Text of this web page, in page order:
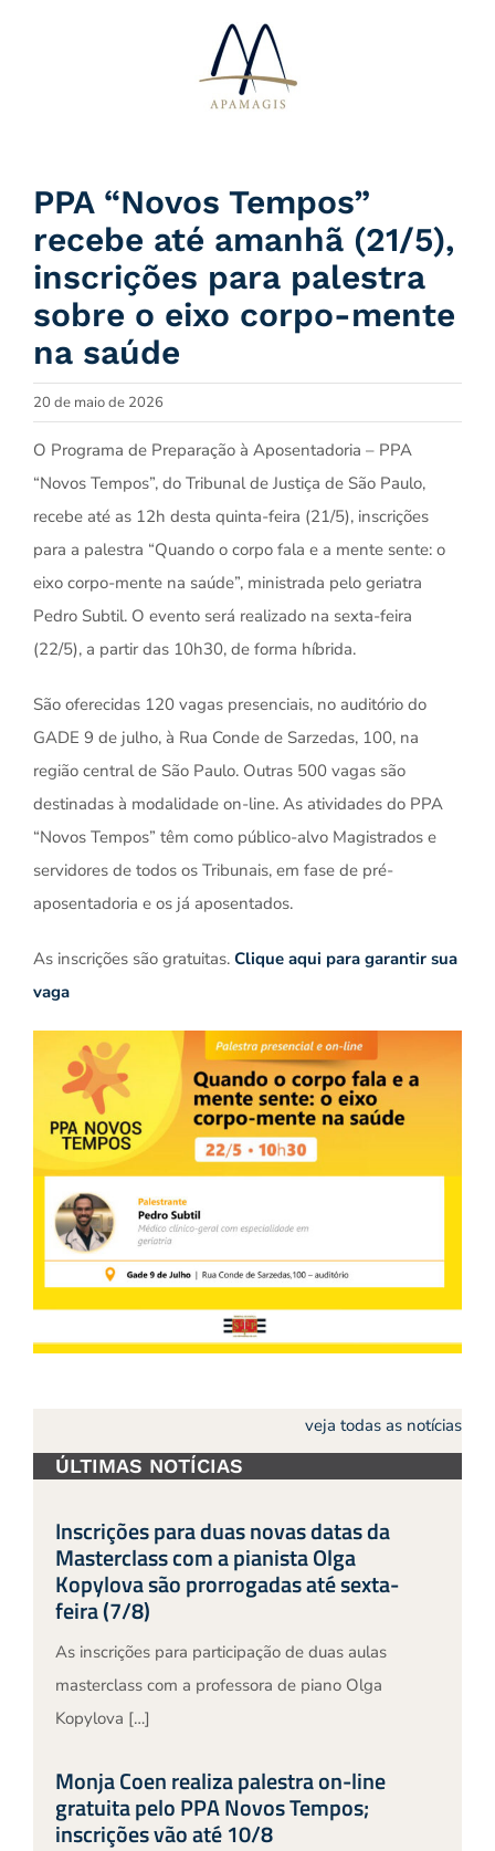
PPA “Novos Tempos”
recebe até amanhã (21/5),
inscrições para palestra
sobre o eixo corpo-mente
na saúde
20 de maio de 2026
O Programa de Preparação à Aposentadoria – PPA
“Novos Tempos”, do Tribunal de Justiça de São Paulo,
recebe até as 12h desta quinta-feira (21/5), inscrições
para a palestra “Quando o corpo fala e a mente sente: o
eixo corpo-mente na saúde”, ministrada pelo geriatra
Pedro Subtil. O evento será realizado na sexta-feira
(22/5), a partir das 10h30, de forma híbrida.
São oferecidas 120 vagas presenciais, no auditório do
GADE 9 de julho, à Rua Conde de Sarzedas, 100, na
região central de São Paulo. Outras 500 vagas são
destinadas à modalidade on-line. As atividades do PPA
“Novos Tempos” têm como público-alvo Magistrados e
servidores de todos os Tribunais, em fase de pré-
aposentadoria e os já aposentados.
As inscrições são gratuitas. Clique aqui para garantir sua
vaga
veja todas as notícias
ÚLTIMAS NOTÍCIAS
Inscrições para duas novas datas da
Masterclass com a pianista Olga
Kopylova são prorrogadas até sexta-
feira (7/8)
As inscrições para participação de duas aulas
masterclass com a professora de piano Olga
Kopylova […]
Monja Coen realiza palestra on-line
gratuita pelo PPA Novos Tempos;
inscrições vão até 10/8